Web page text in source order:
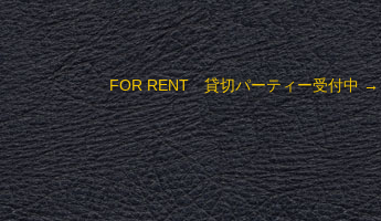
FOR RENT 貸切パーティー受付中→